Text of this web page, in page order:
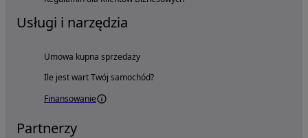
Usługi i narzędzia
Umowa kupna sprzedaży
Ile jest wart Twój samochód?
Finansowanie
Partnerzy